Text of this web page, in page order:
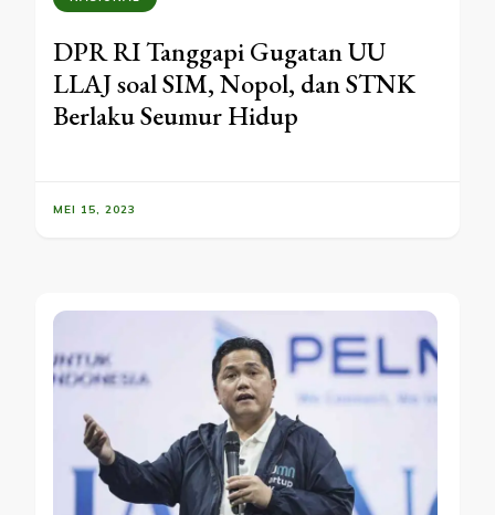
DPR RI Tanggapi Gugatan UU
LLAJ soal SIM, Nopol, dan STNK
Berlaku Seumur Hidup
MEI 15, 2023